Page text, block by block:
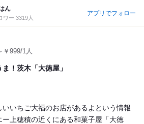
ん
ワー 3319人
アプリでフォロー
￥999/1人
！茨木「大徳屋」
いちご大福のお店があるよという情報
上穂積の近くにある和菓子屋「大徳